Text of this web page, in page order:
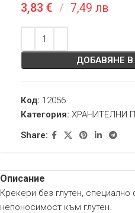
3,83 € / 7,49 лв
ДОБАВЯНЕ
Код: 12056
Категория: ХРАНИТЕЛНИ
Share:
Описание
Крекери без глутен,
непоносимост към глутен.